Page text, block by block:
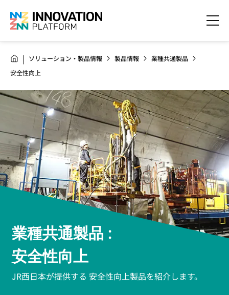
ソリューション・製品情報 製品情報
業種共通製品
安全性向上
業種共通製品 :
安全性向上
JR西日本が提供する 安全性向上製品を紹介します。